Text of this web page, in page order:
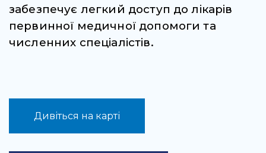
забезпечує легкий доступ до лікарів
первинної медичної допомоги та
численних спеціалістів.
Дивіться на карті